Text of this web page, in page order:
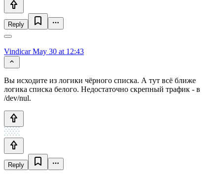
Reply
VindicarMay 30 at 12:43
Вы исходите из логики чёрного списка. А тут всё ближе
логика списка белого. Недостаточно скрепный трафик - в
/dev/nul.
Reply